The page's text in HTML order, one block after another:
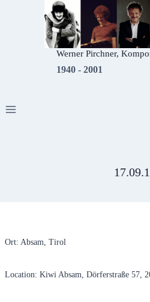
Werner Pirchner,
1940 - 2001
Ort: Absam, Tirol
Location: Kiwi Absam, Dörferstraße 57,